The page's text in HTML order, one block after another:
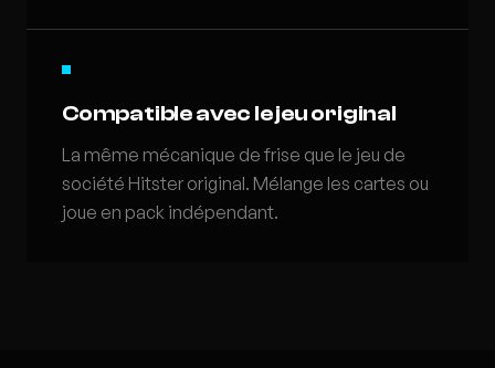
Compatible avec le jeu original
La même mécanique de frise que le jeu de
société Hitster original. Mélange les cartes ou
joue en pack indépendant.